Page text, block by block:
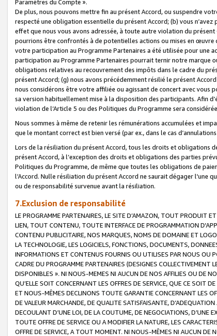
Paramètres du Compte ».
De plus, nous pouvons mettre fin au présent Accord, ou suspendre
respecté une obligation essentielle du présent Accord; (b) vous
effet que nous vous avons adressée, à toute autre violation du
pourrions être confrontés à de potentielles actions ou mises en
votre participation au Programme Partenaires a été utilisée pour une
participation au Programme Partenaires pourrait ternir notre marque
obligations relatives au recouvrement des impôts dans le cadre du
présent Accord; (g) nous avons précédemment résilié le présent
nous considérons être votre affiliée ou agissant de concert avec vous
sa version habituellement mise à la disposition des participants. Afin
violation de l’Article 5 ou des Politiques du Programme sera
Nous sommes à même de retenir les rémunérations accumulées et
que le montant correct est bien versé (par ex., dans le cas
Lors de la résiliation du présent Accord, tous les droits et obligations
présent Accord, à l’exception des droits et obligations des parties
Politiques du Programme, de même que toutes les obligations de
l’Accord. Nulle résiliation du présent Accord ne saurait dégager l'une
ou de responsabilité survenue avant la résiliation.
7.Exclusion de responsabilité
LE PROGRAMME PARTENAIRES, LE SITE D’AMAZON, TOUT PRODUIT
LIEN, TOUT CONTENU, TOUTE INTERFACE DE PROGRAMMATION
CONTENU PUBLICITAIRE, NOS MARQUES, NOMS DE DOMAINE ET
LA TECHNOLOGIE, LES LOGICIELS, FONCTIONS, DOCUMENTS,
INFORMATIONS ET CONTENUS FOURNIS OU UTILISES PAR NOUS OU
CADRE DU PROGRAMME PARTENAIRES (DESIGNES COLLECTIVEMENT
DISPONIBLES ». NI NOUS-MEMES NI AUCUN DE NOS AFFILIES OU DE
QU’ELLE SOIT CONCERNANT LES OFFRES DE SERVICE, QUE CE SOIT
ET NOUS-MÊMES DECLINONS TOUTE GARANTIE CONCERNANT LES
DE VALEUR MARCHANDE, DE QUALITE SATISFAISANTE,
DECOULANT D’UNE LOI, DE LA COUTUME, DE NEGOCIATIONS, D’UNE
TOUTE OFFRE DE SERVICE OU A MODIFIER LA NATURE, LES
OFFRE DE SERVICE, A TOUT MOMENT. NI NOUS-MÊMES NI AUCUN DE